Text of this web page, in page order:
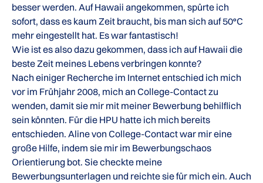
besser werden. Auf Hawaii angekommen, spürte ich
sofort, dass es kaum Zeit braucht, bis man sich auf 50°C
mehr eingestellt hat. Es war fantastisch!
Wie ist es also dazu gekommen, dass ich auf Hawaii die
beste Zeit meines Lebens verbringen konnte?
Nach einiger Recherche im Internet entschied ich mich
vor im Frühjahr 2008, mich an College-Contact zu
wenden, damit sie mir mit meiner Bewerbung behilflich
sein könnten. Für die HPU hatte ich mich bereits
entschieden. Aline von College-Contact war mir eine
große Hilfe, indem sie mir im Bewerbungschaos
Orientierung bot. Sie checkte meine
Bewerbungsunterlagen und reichte sie für mich ein. Auch